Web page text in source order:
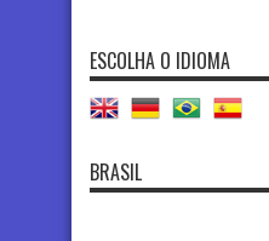
ESCOLHA O IDIOMA
BRASIL